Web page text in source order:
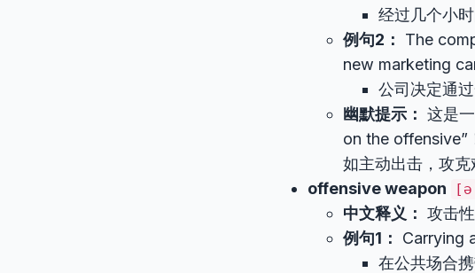
经过几个小
例句2：
The
new marketing
公司决定通
幽默提示： 这是
on the offensive”
如主动出击，攻克
offensive weapon
中文释义： 攻击
例句1：
Carrying
在公共场合